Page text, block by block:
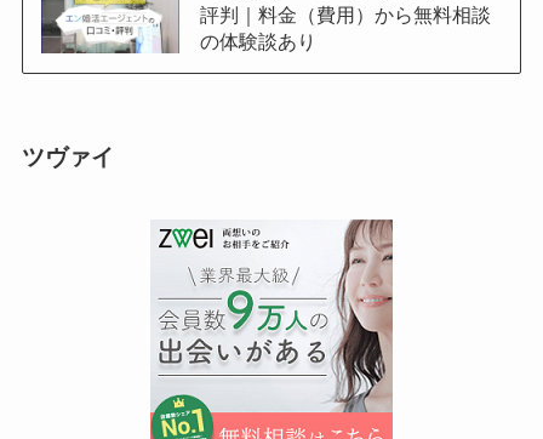
評判｜料金（費用）から無料相談
の体験談あり
ツヴァイ